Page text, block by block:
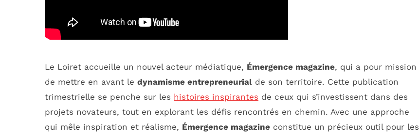
Le Loiret accueille un nouvel acteur médiatique, Émergence magazine, qui a pour mission
de mettre en avant le dynamisme entrepreneurial de son territoire. Cette publication
trimestrielle se penche sur les histoires inspirantes de ceux qui s’investissent dans des
projets novateurs, tout en explorant les défis rencontrés en chemin. Avec une approche
qui mêle inspiration et réalisme, Émergence magazine constitue un précieux outil pour les